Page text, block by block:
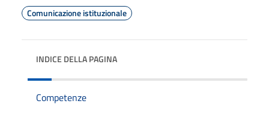
Comunicazione istituzionale
INDICE DELLA PAGINA
Competenze